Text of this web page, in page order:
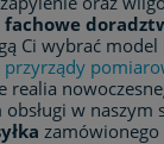
fachowe
Ci wybrać model
przyrządy
realia
w naszym